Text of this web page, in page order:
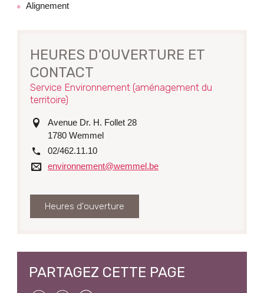
Alignement
HEURES D'OUVERTURE ET
CONTACT
Service Environnement (aménagement du
territoire)
adresseAvenue Dr. H. Follet 28
1780 Wemmel
tél.
02/462.11.10
Courrielenvironnement@wemmel.be
Heures d'ouverture
PARTAGEZ CETTE PAGE